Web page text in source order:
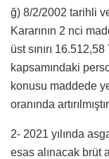
ğ) 8/2/2002 tarihli
Kararının 2 nci
üst sınırı
kapsamındaki
konusu maddede
oranında
2- 2021 yılında
esas alınacak brüt